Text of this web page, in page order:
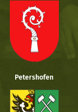
Petershofen